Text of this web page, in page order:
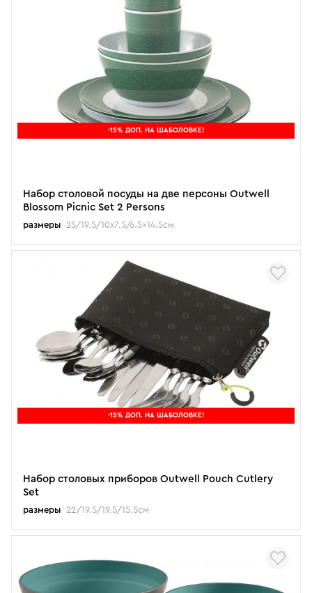
-15% ДОП. НА ШАБОЛОВКЕ!
Набор столовой посуды на две персоны Outwell
Blossom Picnic Set 2 Persons
размеры 25/19.5/10x7.5/6.5x14.5см
-15% ДОП. НА ШАБОЛОВКЕ!
Набор столовых приборов Outwell Pouch Cutlery
Set
размеры 22/19.5/19.5/15.5см